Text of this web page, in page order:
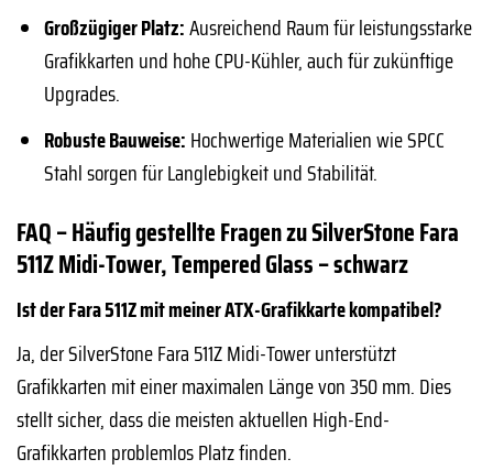
Großzügiger Platz:Ausreichend Raum für leistungsstarke
Grafikkarten und hohe CPU-Kühler, auch für zukünftige
Upgrades.
Robuste Bauweise: Hochwertige Materialien wie SPCC
Stahl sorgen für Langlebigkeit und Stabilität.
FAQ – Häufig gestellte Fragen zu SilverStone Fara
511Z Midi-Tower, Tempered Glass – schwarz
Ist der Fara 511Z mit meiner ATX-Grafikkarte kompatibel?
Ja, der SilverStone Fara 511Z Midi-Tower unterstützt
Grafikkarten mit einer maximalen Länge von 350 mm. Dies
stellt sicher, dass die meisten aktuellen High-End-
Grafikkarten problemlos Platz finden.